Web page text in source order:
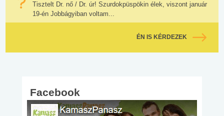
Tisztelt Dr. nő / Dr. úr! Szurdokpüspökin élek, viszont január
19-én Jobbágyiban voltam...
ÉN IS KÉRDEZEK
Facebook